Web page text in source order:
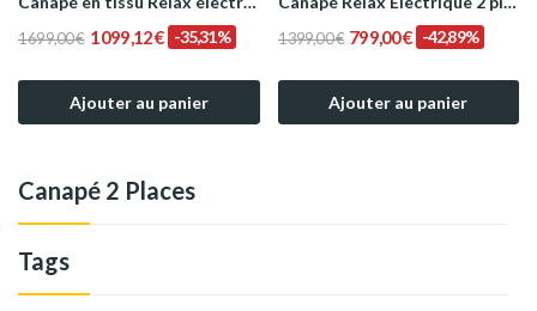
Canapé 2 Places
Tags
1 699,00 € 1 099,12 € -35,31%
Ajouter au panier
1 399,00 € 799,00 € -42,89%
Ajouter au panier